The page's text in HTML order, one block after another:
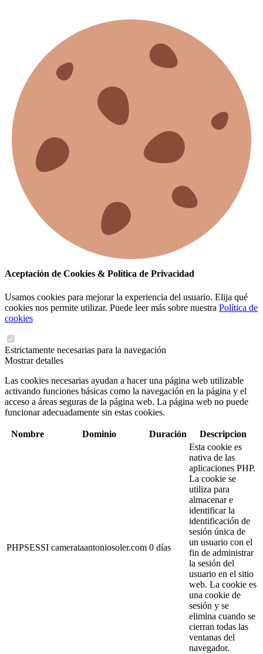
Aceptación de Cookies & Política de Privacidad
Usamos cookies para mejorar la experiencia del usuario. Elija qué
cookies nos permite utilizar. Puede leer más sobre nuestra Política de
cookies
Estrictamente necesarias para la navegación
Mostrar detalles
Las cookies necesarias ayudan a hacer una página web utilizable
activando funciones básicas como la navegación en la página y el
acceso a áreas seguras de la página web. La página web no puede
funcionar adecuadamente sin estas cookies.
Nombre Dominio Duración Descripcion
PHPSESSI camerataantoniosoler.com 0 días
Esta cookie es
nativa de las
aplicaciones PHP.
La cookie se
utiliza para
almacenar e
identificar la
identificación de
sesión única de
un usuario con el
fin de administrar
la sesión del
usuario en el sitio
web. La cookie es
una cookie de
sesión y se
elimina cuando se
cierran todas las
ventanas del
navegador.